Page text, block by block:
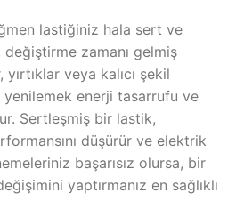
lastiğiniz hala sert ve
zamanı gelmiş
veya kalıcı şekil
enerji tasarrufu ve
Sertleşmiş bir lastik,
düşürür ve elektrik
başarısız olursa, bir
yaptırmanız en sağlıklı